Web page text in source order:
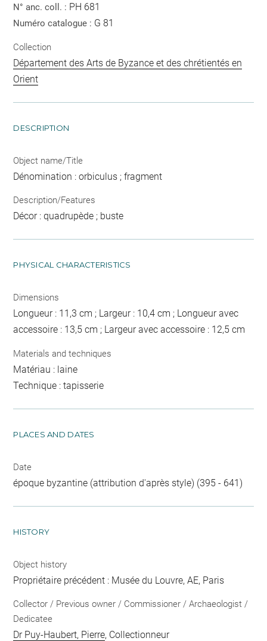
N° anc. coll. : PH 681
Numéro catalogue : G 81
Collection
Département des Arts de Byzance et des chrétientés en
Orient
DESCRIPTION
Object name/Title
Dénomination : orbiculus ; fragment
Description/Features
Décor : quadrupède ; buste
PHYSICAL CHARACTERISTICS
Dimensions
Longueur : 11,3 cm ; Largeur : 10,4 cm ; Longueur avec
accessoire : 13,5 cm ; Largeur avec accessoire : 12,5 cm
Materials and techniques
Matériau : laine
Technique : tapisserie
PLACES AND DATES
Date
époque byzantine (attribution d'après style) (395 - 641)
HISTORY
Object history
Propriétaire précédent : Musée du Louvre, AE, Paris
Collector / Previous owner / Commissioner / Archaeologist /
Dedicatee
Dr Puy-Haubert, Pierre, Collectionneur